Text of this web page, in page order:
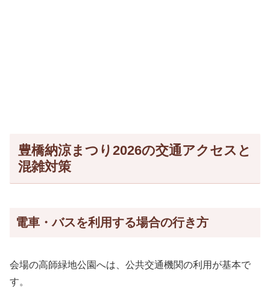
豊橋納涼まつり2026の交通アクセスと
混雑対策
電車・バスを利用する場合の行き方
会場の高師緑地公園へは、公共交通機関の利用が基本で
す。